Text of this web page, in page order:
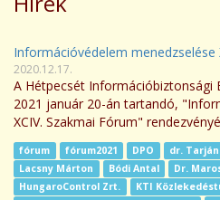
Információvédelem menedzselése
2020.12.17.
A Hétpecsét Információbiztonsági
2021 január 20-án tartandó,
XCIV. Szakmai Fórum"
fórum fórum2021 DPO dr.
Lacsny Márton
Bódi Antal Dr.
HungaroControl Zrt.
KTI